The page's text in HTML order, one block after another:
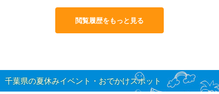
閲覧履歴をもっと見る
千葉県の夏休みイベント・おでかけスポット